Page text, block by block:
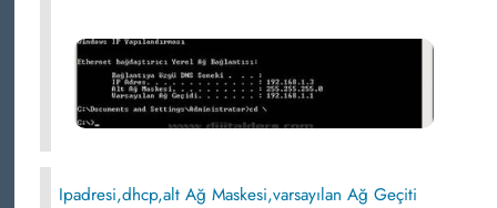
Ipadresi,dhcp,alt Ağ Maskesi,varsayılan Ağ Geçiti